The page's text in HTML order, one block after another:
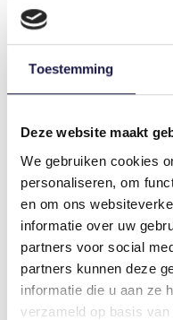
Toestemming
Deze website maakt
We gebruiken cookies
personaliseren, om
en om ons
informatie over uw
partners voor social
partners kunnen deze
informatie die u aan ze
verzameld op basis
Opleidingstip:
AI praktisch
structuur
Tips & tricks voor
6) Skills-based
als basis voor keuzes
De arbeidsmarkt
alleen. In 2026 groeit
potentieel én
iemand leren, en wat
groeien?